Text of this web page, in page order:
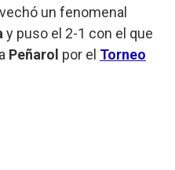
un fenomenal
y puso el 2-1 con el que
Peñarol por el Torneo